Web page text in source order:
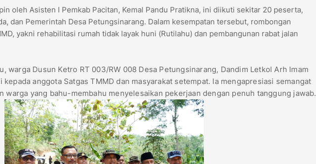
oleh Asisten I Pemkab Pacitan, Kemal Pandu Pratikna, ini diikuti sekitar 20 peserta,
dan Pemerintah Desa Petungsinarang. Dalam kesempatan tersebut, rombongan
yakni rehabilitasi rumah tidak layak huni (Rutilahu) dan pembangunan rabat jalan
warga Dusun Ketro RT 003/RW 008 Desa Petungsinarang, Dandim Letkol Arh Imam
anggota Satgas TMMD dan masyarakat setempat. Ia mengapresiasi semangat
warga yang bahu-membahu menyelesaikan pekerjaan dengan penuh tanggung jawab.